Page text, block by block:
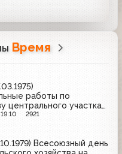
Время
работы по
центрального участка
2921
Всесоюзный день